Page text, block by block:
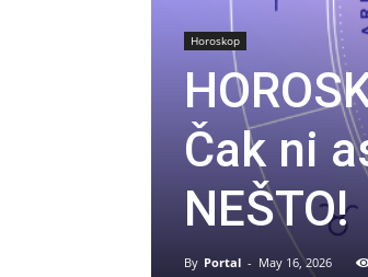
Horoskop
Čak ni
NEŠTO!
By Portal - May 16, 2026